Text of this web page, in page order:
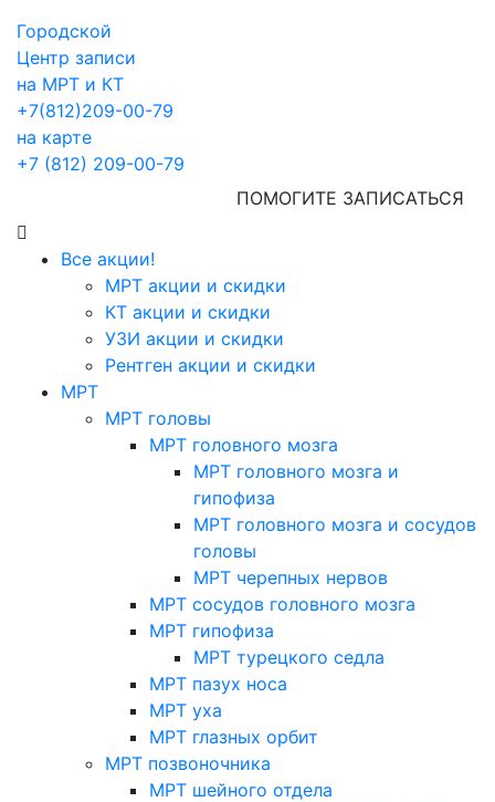
Городской
Центр записи
на МРТ и КТ
+7(812)209-00-79
на карте
+7 (812) 209-00-79
ПОМОГИТЕ ЗАПИСАТЬСЯ
Все акции!
МРТ акции и скидки
КТ акции и скидки
УЗИ акции и скидки
Рентген акции и скидки
МРТ
МРТ головы
МРТ головного мозга
МРТ головного мозга и
гипофиза
МРТ головного мозга и сосудов
головы
МРТ черепных нервов
МРТ сосудов головного мозга
МРТ гипофиза
МРТ турецкого седла
МРТ пазух носа
МРТ уха
МРТ глазных орбит
МРТ позвоночника
МРТ шейного отдела